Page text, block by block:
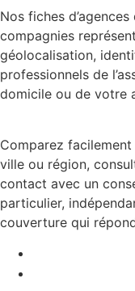
Nos fiches
compagnies
géolocalisation,
professionnels de
domicile ou de votre
Comparez
ville ou région,
contact avec un
particulier,
couverture qui